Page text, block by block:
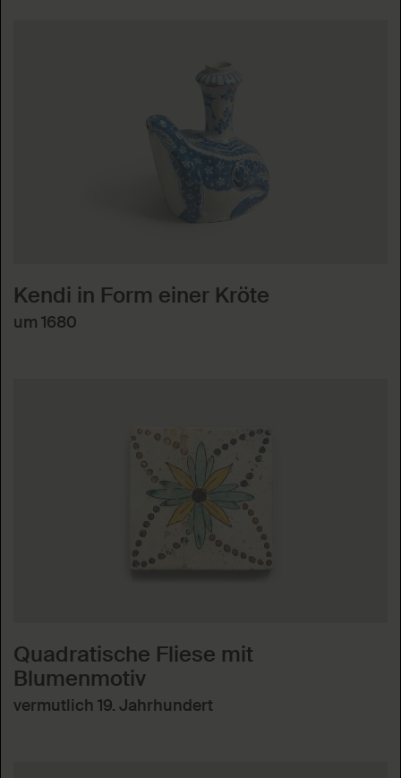
Kendi in Form einer Kröte
um 1680
Quadratische Fliese mit
Blumenmotiv
vermutlich 19. Jahrhundert